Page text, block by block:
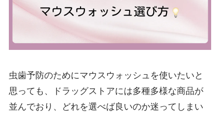
虫歯予防のためにマウスウォッシュを使いたいと
思っても、ドラッグストアには多種多様な商品が
並んでおり、どれを選べば良いのか迷ってしまい